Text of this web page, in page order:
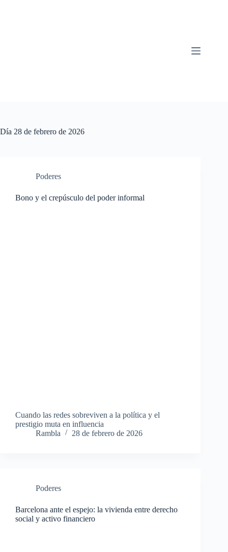
Día 28 de febrero de 2026
Poderes
Bono y el crepúsculo del poder informal
Cuando las redes sobreviven a la política y el
prestigio muta en influencia
Rambla
28 de febrero de 2026
Poderes
Barcelona ante el espejo: la vivienda entre derecho
social y activo financiero